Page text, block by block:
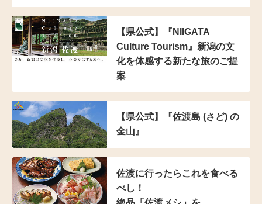
【県公式】『NIIGATA
Culture Tourism』新潟の文
化を体感する新たな旅のご提
案
【県公式】『佐渡島 (さど) の
金山』
佐渡に行ったらこれを食べる
べし！